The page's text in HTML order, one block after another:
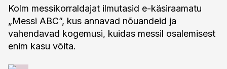
Kolm messikorraldajat ilmutasid e-käsiraamatu
„Messi ABC”, kus annavad nõuandeid ja
vahendavad kogemusi, kuidas messil osalemisest
enim kasu võita.